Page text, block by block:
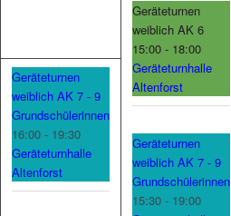
Geräteturnen
weiblich AK 6
15:00 - 18:00
Geräteturnhalle
Altenforst
Geräteturnen
weiblich AK 7 - 9
Grundschülerinnen
15:30 - 19:00
Geräteturnen
weiblich AK 7 - 9
Grundschülerinnen
16:00 - 19:30
Geräteturnhalle
Altenforst